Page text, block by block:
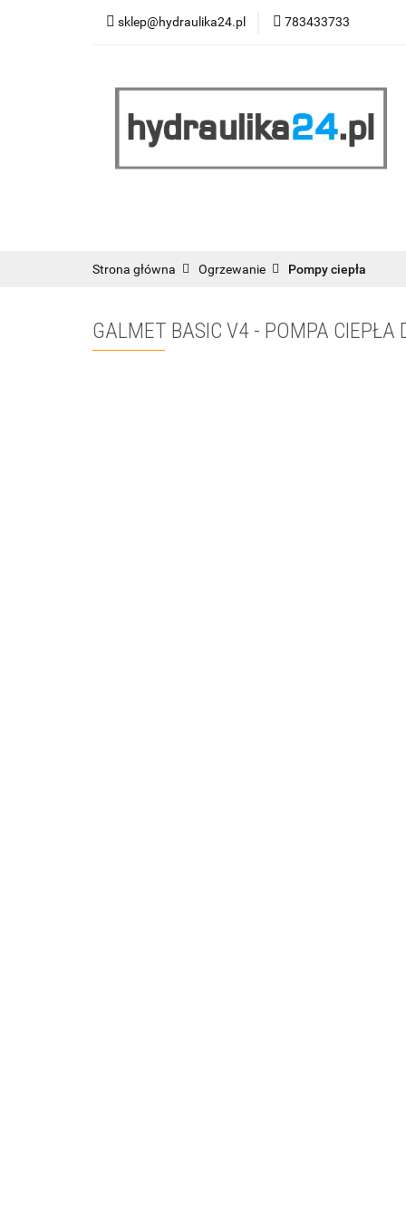
sklep@hydraulika24.pl 783433733
RATY/LEASING
Łazienka
Wyprzedaż
Strona główna Ogrzewanie Pompy ciepła
GALMET BASIC V4 - POMPA